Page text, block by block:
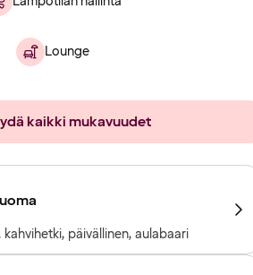
Lounge
kaikki mukavuudet
kahvihetki, päivällinen, aulabaari